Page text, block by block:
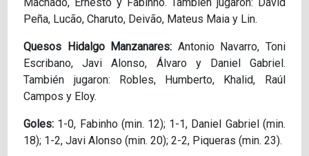
Peña, Lucão, Charuto, Deivão, Mateus Maia y Lin.
Quesos Hidalgo Manzanares: Antonio Navarro, Toni
Escribano, Javi Alonso, Álvaro y Daniel Gabriel.
También jugaron: Robles, Humberto, Khalid, Raúl
Campos y Eloy.
Goles: 1-0, Fabinho (min. 12); 1-1, Daniel Gabriel (min.
18); 1-2, Javi Alonso (min. 20); 2-2, Piqueras (min. 23).